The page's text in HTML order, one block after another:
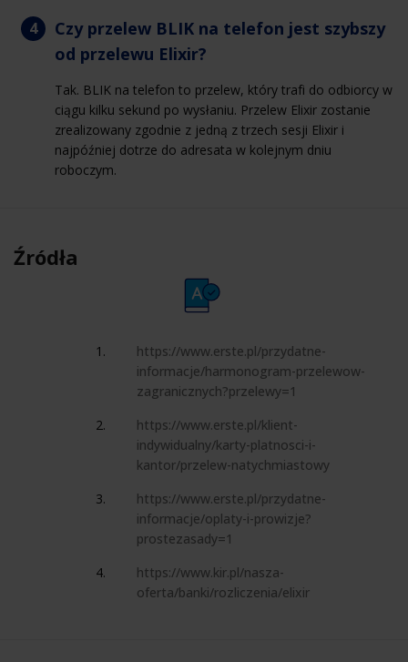
Czy przelew BLIK na telefon jest szybszy
od przelewu Elixir?
Tak. BLIK na telefon to przelew, który trafi do odbiorcy w
ciągu kilku sekund po wysłaniu. Przelew Elixir zostanie
zrealizowany zgodnie z jedną z trzech sesji Elixir i
najpóźniej dotrze do adresata w kolejnym dniu
roboczym.
Źródła
https://www.erste.pl/przydatne-
informacje/harmonogram-przelewow-
zagranicznych?przelewy=1
https://www.erste.pl/klient-
indywidualny/karty-platnosci-i-
kantor/przelew-natychmiastowy
https://www.erste.pl/przydatne-
informacje/oplaty-i-prowizje?
prostezasady=1
https://www.kir.pl/nasza-
oferta/banki/rozliczenia/elixir